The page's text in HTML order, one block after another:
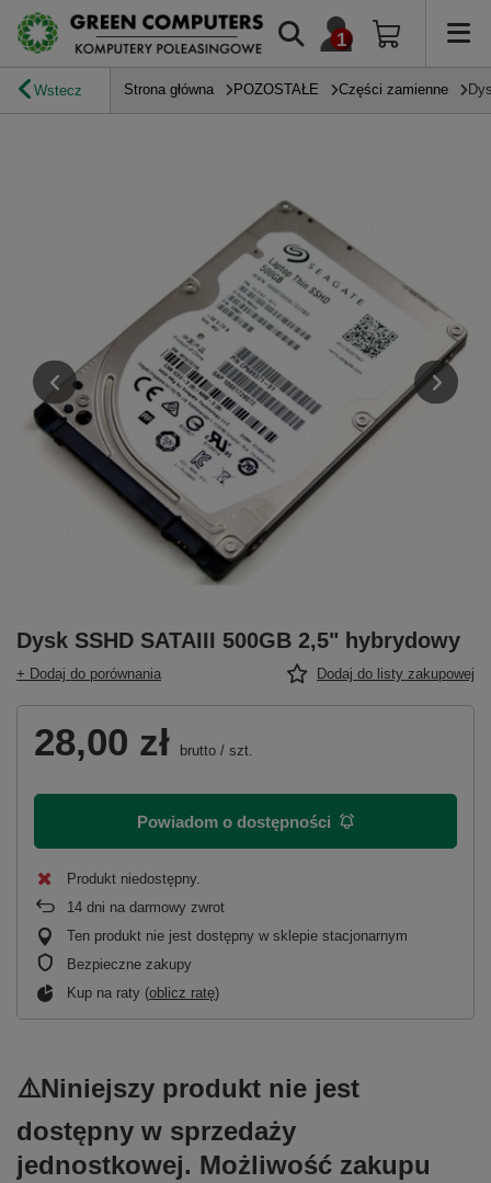
Wstecz Strona główna POZOSTAŁE Części zamienne
Dysk SSHD SATAIII 500GB 2,5" hybrydowy
+ Dodaj do porównania Dodaj do listy zakupowej
28,00 zł brutto / szt.
Powiadom o dostępności
Produkt niedostępny
14 dni na darmowy zwrot
Ten produkt nie jest dostępny w sklepie stacjonarnym
Bezpieczne zakupy
Kup na raty (oblicz ratę)
⚠️Niniejszy produkt nie jest
dostępny w sprzedaży
jednostkowej. Możliwość zakupu